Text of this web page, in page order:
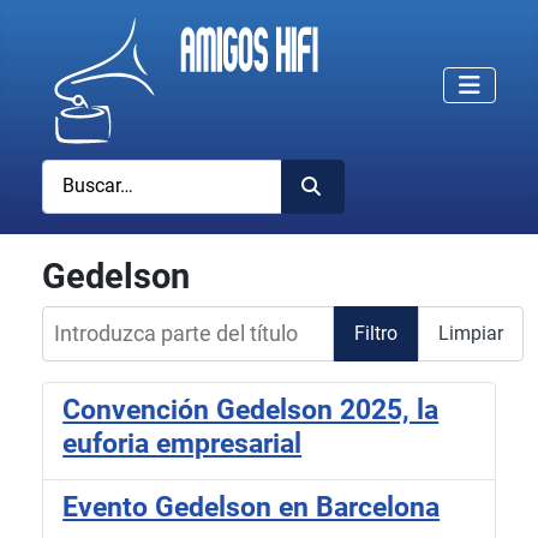
Buscar
Gedelson
Introduzca parte del título
Filtro Limpiar
Convención Gedelson 2025, la
euforia empresarial
Evento Gedelson en Barcelona